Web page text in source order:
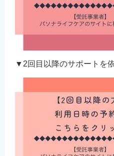
▼2回目以降のサポートを